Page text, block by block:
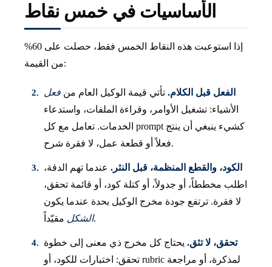
الأساسيات في خمس نقاط
إذا استوعبت هذه النقاط الخمس فقط، حصلت على 60%
من القيمة:
الفعل قبل الكلام. تأتي قيمة الوكيل العام من فعل
الأشياء: تشغيل الأوامر، وقراءة الملفات، واستدعاء
الخدمات. تعامل مع كل prompt كشيء ينبغي أن ينتج
فعلاً أو قطعة عمل، لا فقرة شرح.
الكود، والقطع المنظمة، قبل النثر. عندما تهم الدقة،
اطلب مخططاً، أو جدولاً، أو كتلة كود، أو قائمة تحقق،
لا فقرة. ترتفع جودة مخرج الوكيل بحدة عندما يكون
الشكلمقيّداً.
تحقق، لا تثق. يحتاج كل مخرج ذي معنى إلى خطوة
تحقق: اختبارات للكود، أو rubric لمذكرة، أو مراجعة